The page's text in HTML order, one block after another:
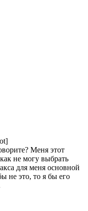
Меня этот
не могу выбрать
для меня основной
не это, то я бы его